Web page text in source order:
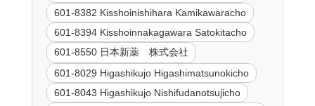
601-8382 Kisshoinishihara Kamikawaracho
601-8394 Kisshoinnakagawara Satokitacho
601-8550 日本新薬 株式会社
601-8029 Higashikujo Higashimatsunokicho
601-8043 Higashikujo Nishifudanotsujicho